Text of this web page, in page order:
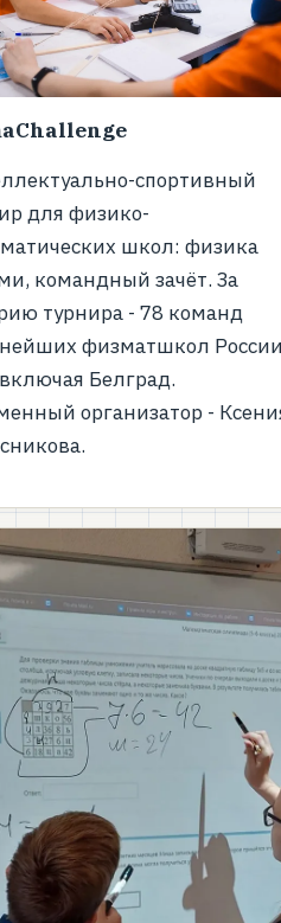
спортивный
для физико-
школ: физика
командный зачёт. За
турнира - 78 команд
физматшкол
Белград.
организатор -